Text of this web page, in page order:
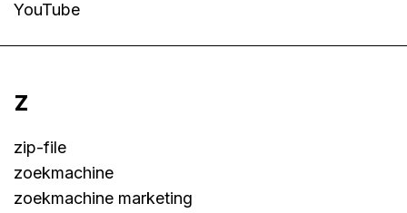
YouTube
z
zip-file
zoekmachine
zoekmachine marketing